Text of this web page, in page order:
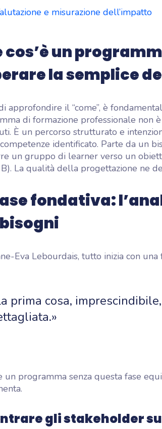
e misurazione dell’impatto
cos’è un
la semplice
approfondire il “come”, è
di formazione professionale non
È un percorso strutturato e
identificato. Parte da un
un gruppo di learner verso un
La qualità della progettazione ne
fondativa:
Eva Lebourdais, tutto inizia con una
prima cosa,
un programma senza questa fase
gli stakeholder